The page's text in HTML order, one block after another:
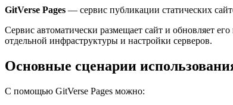
GitVerse Pages — сервис публикации статических
Сервис автоматически размещает сайт и обновляет
отдельной инфраструктуры и настройки серверов.
Основные сценарии
С помощью GitVerse Pages можно: